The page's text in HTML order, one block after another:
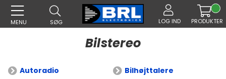
MENU SØG LOG IND PRODUKTER
Bilstereo
Autoradio
Bilhøjttalere